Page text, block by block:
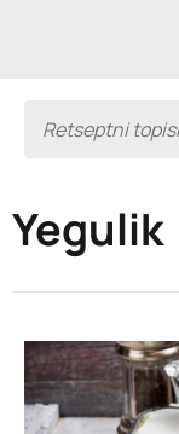
Yegulik